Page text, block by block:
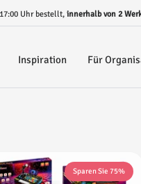
17:00 Uhr bestellt, innerhalb von 2
Inspiration Für
Sparen Sie 75%